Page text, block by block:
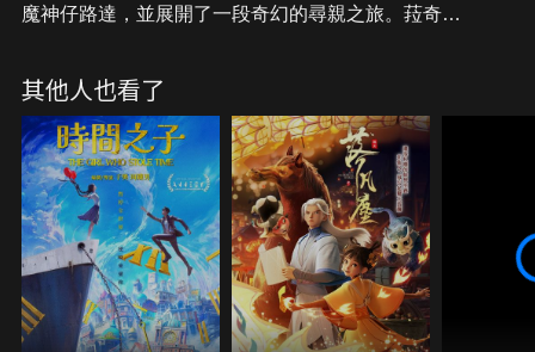
魔神仔路達，並展開了一段奇幻的尋親之旅。菈奇和
多危機並互相幫忙，終於成為了互相信任的朋友。但
是到了森林的深處，菈奇才發現魔神仔路達竟然只是
為了抓交替？她該選擇相信朋友嗎？
其他人也看了